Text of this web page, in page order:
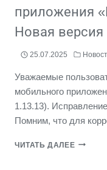
приложения
Новая версия
25.07.2025
Уважаемые
мобильного
1.13.13).
Помним, что для
ЧИТАТЬ ДАЛЕЕ